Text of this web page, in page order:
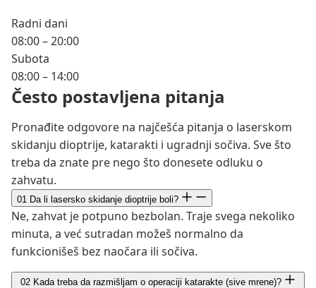
Uveo metodu merenja intraokularnog pritiska
Dinamičkim konturnim tonometrom (DCTom,
PASCALom) na kliniku i autor je više studija i
publikacija o tome.
Pionir na našim prostorima u merenju
retrobulbarnog protoka krvi kolor doplerom i
nastoji da se ta metoda uvrsti u obavezan
pregled kod pojedinih oblika glaukoma.
Radni dani
08:00 – 20:00
Subota
08:00 – 14:00
Često postavljena pitanja
Pronađite odgovore na najčešća pitanja o laserskom
skidanju dioptrije, katarakti i ugradnji sočiva. Sve što
treba da znate pre nego što donesete odluku o
zahvatu.
01 Da li lasersko skidanje dioptrije boli?
Ne, zahvat je potpuno bezbolan. Traje svega nekoliko
minuta, a već sutradan možeš normalno da
funkcionišeš bez naočara ili sočiva.
02 Kada treba da razmišljam o operaciji katarakte (sive mrene)?